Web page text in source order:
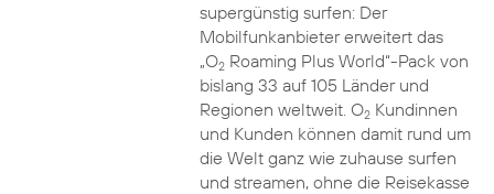
supergünstig surfen: Der
Mobilfunkanbieter erweitert das
„O2Roaming Plus World“-Pack von
bislang 33 auf 105 Länder und
Regionen weltweit. O2Kundinnen
und Kunden können damit rund um
die Welt ganz wie zuhause surfen
und streamen, ohne die Reisekasse